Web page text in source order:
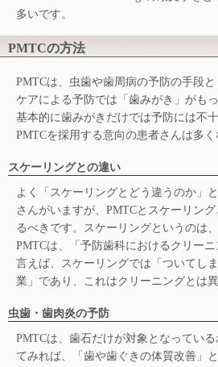
多いです。
PMTCの方法
PMTCは、虫歯や歯周病の予防の手段
ケアによる予防では「歯みがき」がも
基本的に歯みがきだけでは予防には不
PMTCを採用する意向の患者さんは多く
スケーリングとの違い
よく「スケーリングとどう違うのか」
さんがいますが、PMTCとスケーリン
るべきです。スケーリングというのは
PMTCは、「予防歯科におけるクリー
言えば、スケーリングでは「ついてし
業」であり、これはクリーニングとは異
虫歯・歯肉炎の予防
PMTCは、歯石だけが対象となってい
てみれば、「歯や歯ぐきの体質改善」